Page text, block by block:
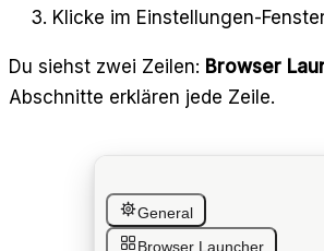
Klicke im Einstellungen-
Du siehst zwei Zeilen: Browser
Abschnitte erklären jede Zeile.
General
Browser Launcher